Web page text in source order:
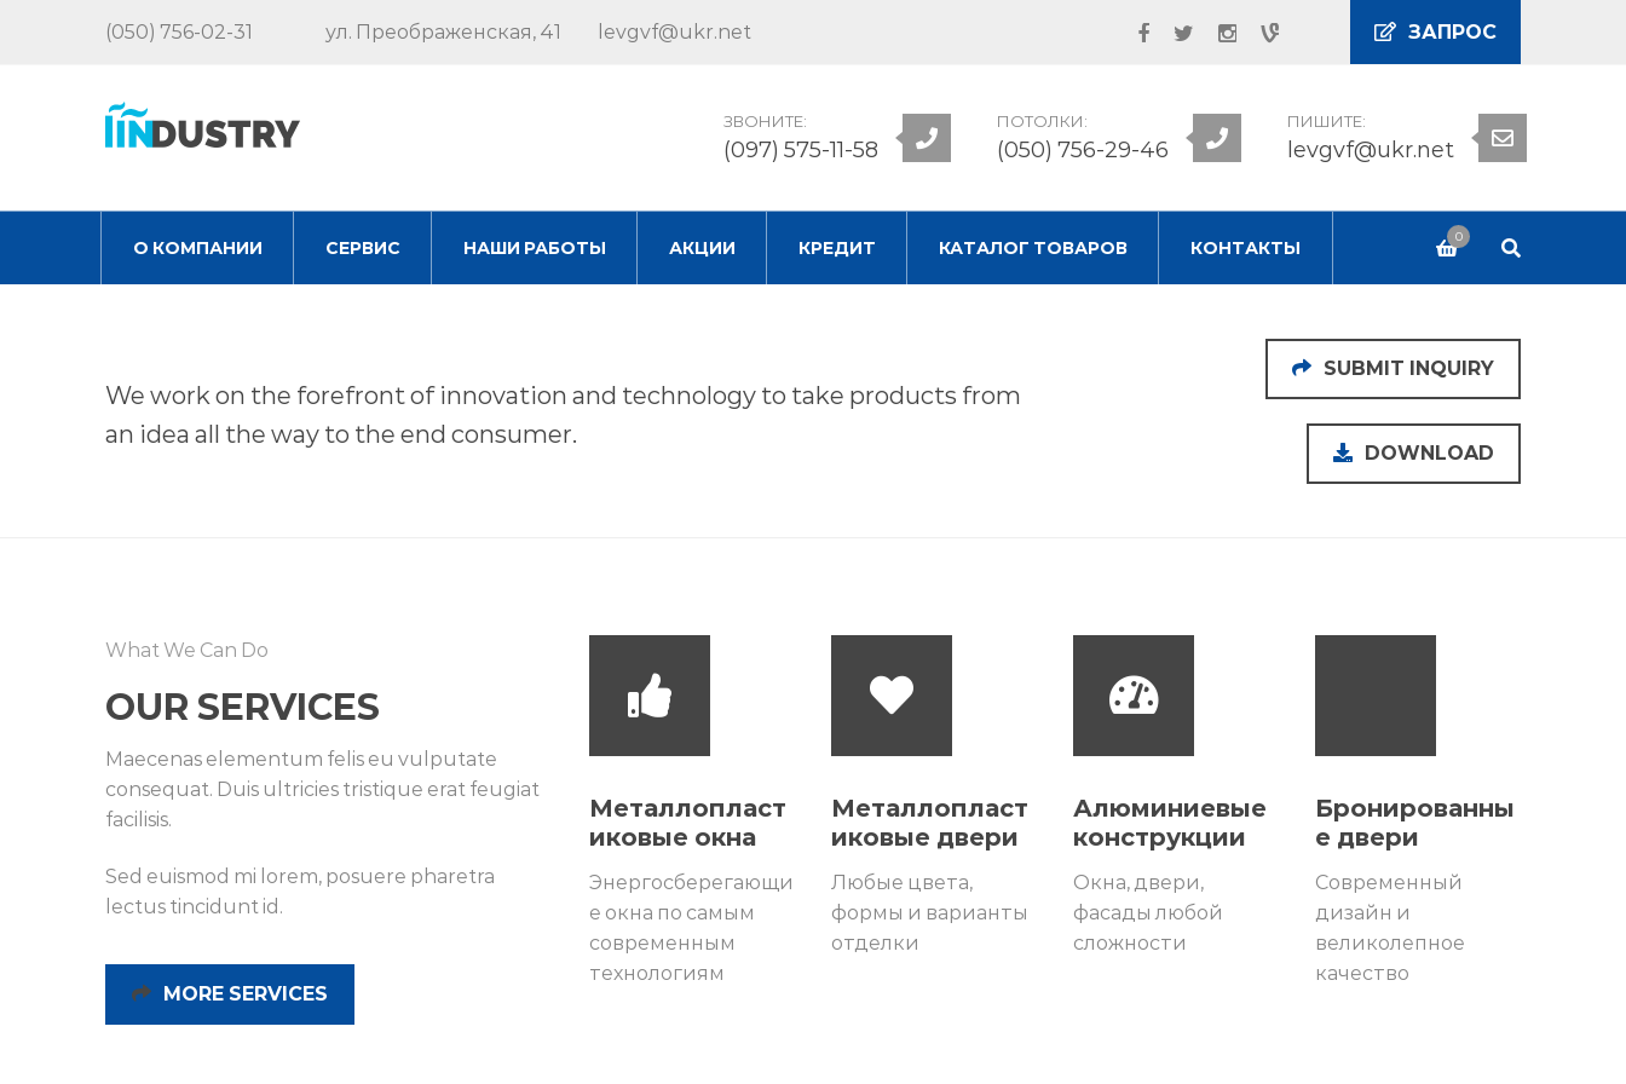
(050) 756-02-31 ул. Преображенская, 41 levgvf@ukr.net ЗАПРОС
ЗВОНИТЕ:
(097) 575-11-58
ПОТОЛКИ:
(050) 756-29-46
ПИШИТЕ:
levgvf@ukr.net
О КОМПАНИИ СЕРВИС НАШИ РАБОТЫ АКЦИИ КРЕДИТ КАТАЛОГ ТОВАРОВ КОНТАКТЫ
0
We work on the forefront of innovation and technology to take products from
an idea all the way to the end consumer.
SUBMIT INQUIRY
DOWNLOAD
What We Can Do
OUR SERVICES
Maecenas elementum felis eu vulputate
consequat. Duis ultricies tristique erat feugiat
facilisis.
Sed euismod mi lorem, posuere pharetra
lectus tincidunt id.
MORE SERVICES
Металлопласт
иковые окна
Энергосберегающи
е окна по самым
современным
технологиям
Металлопласт
иковые двери
Любые цвета,
формы и варианты
отделки
Алюминиевые
конструкции
Окна, двери,
фасады любой
сложности
Бронированны
е двери
Современный
дизайн и
великолепное
качество